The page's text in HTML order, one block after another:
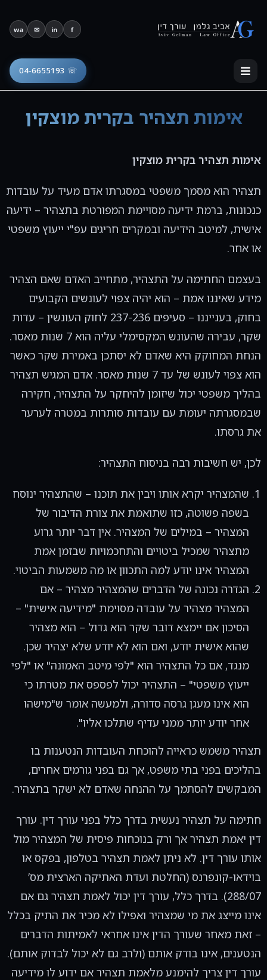
פתח סרגל נגישות
☏ 04-6655193
f
in
✉
wa
אימות תצהיר בקרית מוצקין
אימות תצהיר בקרית מוצקין
תצהיר הוא מסמך משפטי במסגרתו אדם מעיד על עובדות
כנכונות, ברמת ידיעה מסויימת המפורטת בתצהיר – ידיעה
אישית, למיטב הידיעה ובמקרים חריגים עפ"י ייעוץ משפטי
או אחר.
בעצמם החתימה על התצהיר, מתחייב האדם שאם הצהיר
מידע שאיננו אמת – הוא יהיה צפוי לעונשים הקבועים
בחוק, בענייננו – סעיפים 237-236 לחוק העונשין – עדות
שקר, עבירה שהעונש המקסימלי עליה הוא 7 שנות מאסר.
הנחת המחוקק היא שאדם לא יסתכן באמירת שקר כאשר
הוא צפוי לעונש של עד 7 שנות מאסר. אדם המגיש תצהיר
בהליך משפטי יכול שיזומן להיחקר על התצהיר, חקירה
שבמסגרתה יעומת עם עובדות סותרות במטרה לערער
את גרסתו.
לכן, יש חשיבות רבה בניסוח התצהיר:
שהמצהיר יקרא אותו ויבין את תוכנו – שהתצהיר ינוסח
בשפה פשוטה, כזו שתואמת את צורת הדיבור של
המצהיר – במילים של המצהיר. אין דבר יותר גרוע
מתצהיר שמכיל ביטויים והתחכמויות שבזמן אמת
המצהיר אינו יודע למה התכוון או מה משמעות הביטוי.
הגדרה נכונה של הדברים שהמצהיר מצהיר – אם
המצהיר מצהיר על עובדה מסוימת "מידיעה אישית" –
הסיכון אם יימצא דובר שקר הוא גדול – הוא מצהיר
שהוא אישית יודע, ואם הוא לא יודע שלא יצהיר שכן.
מנגד, אם כל התצהיר הוא "לפי מיטב האמונה" או "לפי
ייעוץ משפטי" – התצהיר יכול לפספס את מטרתו כי
הוא אינו מעגן גרסה סדורה, ולמעשה אומר ש"מישהו
אחר יודע יותר ממני עדיף שתלכו אליו".
תצהיר משמש כראייה להוכחת העובדות הנטענות בו
בהליכים בפני בתי משפט, אך גם בפני גורמים אחרים,
המבקשים להסתמך על ההנחה שאדם לא ישקר בתצהיר.
חתימה על תצהיר נעשית בדרך כלל בפני עורך דין. עורך
דין יאמת תצהיר אך ורק בנוכחות פיסית של המצהיר מול
אותו עורך דין. לא ניתן לאמת תצהיר בטלפון, בפקס או
בוידאו-קונפרנס (החלטת ועדת האתיקה הארצית מס’
288/07). בדרך כלל, עורך דין יכול לאמת תצהיר גם אם
אינו מייצג את מי שמצהיר ואפילו לא מכיר את התיק בכלל
– זאת מאחר שעורך הדין אינו אחראי לאמיתות הדברים
הנטענים, אינו בודק אותם (ולרב גם לא יכול לבדוק אותם).
עורך דין צריך להימנע מלאמת תצהיר אם ידוע לו מידיעה